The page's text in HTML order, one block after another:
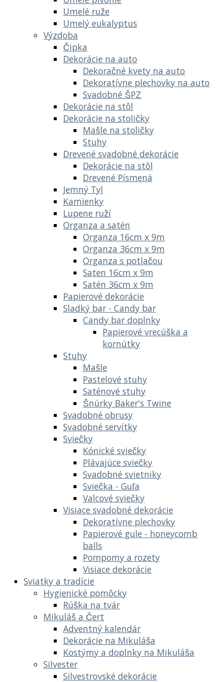
Umelé ruže
Umelý eukalyptus
Výzdoba
Čipka
Dekorácie na auto
Dekoračné kvety na auto
Dekoratívne plechovky na auto
Svadobné ŠPZ
Dekorácie na stôl
Dekorácie na stoličky
Mašle na stoličky
Stuhy
Drevené svadobné dekorácie
Dekorácie na stôl
Drevené Písmená
Jemný Tyl
Kamienky
Lupene ruží
Organza a satén
Organza 16cm x 9m
Organza 36cm x 9m
Organza s potlačou
Saten 16cm x 9m
Satén 36cm x 9m
Papierové dekorácie
Sladký bar - Candy bar
Candy bar doplnky
Papierové vrecúška a
kornútky
Stuhy
Mašle
Pastelové stuhy
Saténové stuhy
Šnúrky Baker's Twine
Svadobné obrusy
Svadobné servítky
Sviečky
Kónické sviečky
Plávajúce sviečky
Svadobné svietniky
Sviečka - Guľa
Valcové sviečky
Visiace svadobné dekorácie
Dekoratívne plechovky
Papierové gule - honeycomb
balls
Pompomy a rozety
Visiace dekorácie
Sviatky a tradície
Hygienické pomôcky
Rúška na tvár
Mikuláš a Čert
Adventný kalendár
Dekorácie na Mikuláša
Kostýmy a doplnky na Mikuláša
Silvester
Silvestrovské dekorácie